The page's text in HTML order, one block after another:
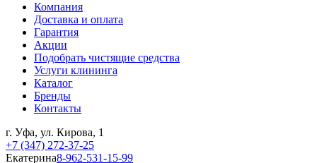
Компания
Доставка и оплата
Гарантия
Акции
Подобрать чистящие средства
Услуги клининга
Каталог
Бренды
Контакты
г. Уфа, ул. Кирова, 1
+7 (347) 272-37-25
Екатерина8-962-531-15-99